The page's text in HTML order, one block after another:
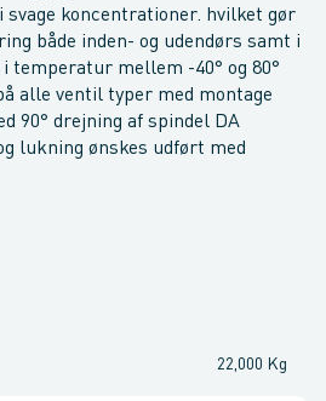
koncentrationer. hvilket gør
både inden- og udendørs samt i
temperatur mellem -40° og 80°
alle ventil typer med montage
90° drejning af spindel DA
lukning ønskes udført med
22,000 Kg